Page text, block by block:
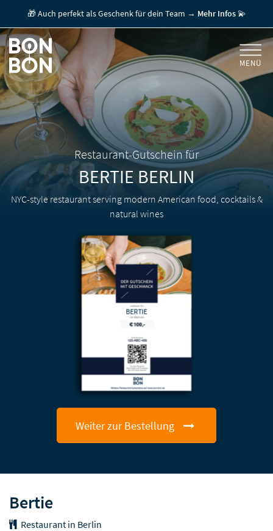
GUTSCHEIN EINLÖSEN
+
FÜR FIRMEN / MITARBEITERGESCHENK
+
GESCHENKGUTSCHEINE
FÜR GASTRONOMEN
🎁 Auch perfekt als Geschenk für dein Team → Mehr Infos💫
MENÜ
NYC-style restaurant serving modern American food, cocktails &
natural wines
Restaurant-Gutschein für
BERTIEBERLIN
BERTIE
Weiter zur Bestellung
Bertie
Restaurant in Berlin